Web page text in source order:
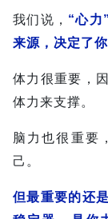
我们说， “心力
来源，决定了
体力很重要，
体力来支撑。
脑力也很重要
己。
但最重要的还